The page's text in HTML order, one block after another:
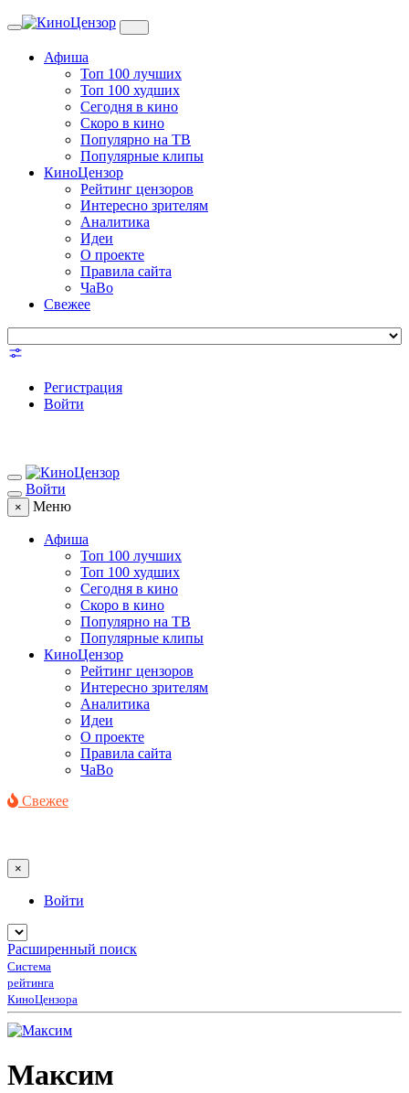
Toggle
Афиша
Топ 100 лучших
Топ 100 худших
Сегодня в кино
Скоро в кино
Популярно на ТВ
Популярные клипы
КиноЦензор
Рейтинг цензоров
Интересно зрителям
Аналитика
Идеи
О проекте
Правила сайта
ЧаВо
Свежее
Регистрация
Войти
Войти
× Меню
Афиша
Топ 100 лучших
Топ 100 худших
Сегодня в кино
Скоро в кино
Популярно на ТВ
Популярные клипы
КиноЦензор
Рейтинг цензоров
Интересно зрителям
Аналитика
Идеи
О проекте
Правила сайта
ЧаВо
Свежее
×
Войти
Расширенный поиск
Система
рейтинга
КиноЦензора
Максим